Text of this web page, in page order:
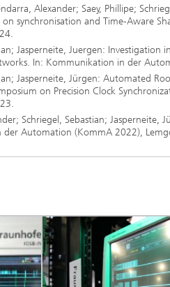
Alexander; Saey, Phillipe;
on synchronisation and Time-Aware
Jasperneite, Juergen:
In: Kommunikation in der
Jasperneite, Jürgen: Automated
on Precision Clock
Schriegel, Sebastian; Jasperneite,
der Automation (KommA 2022),